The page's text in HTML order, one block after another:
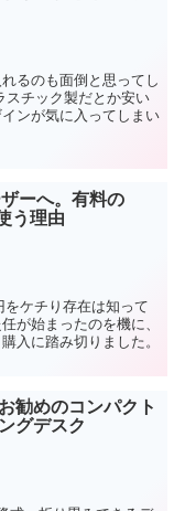
るのも面倒と思ってし
スチック製だとか安い
ンが気に入ってしまい
ーへ。有料の
う理由
ケチり存在は知って
が始まったのを機に、
入に踏み切りました。
勧めのコンパクト
グデスク